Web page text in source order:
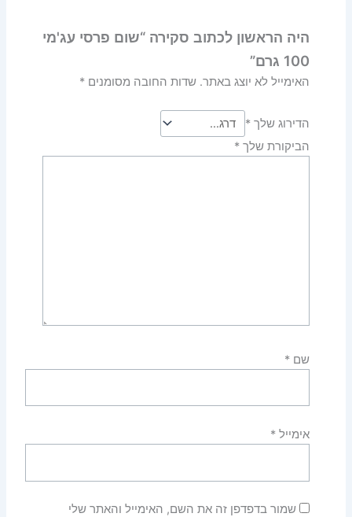
היה הראשון לכתוב סקירה “שום פרסי עג'מי
100 גרם”
האימייל לא יוצג באתר. שדות החובה מסומנים *
הדירוג שלך *
הביקורת שלך *
שם *
אימייל *
שמור בדפדפן זה את השם, האימייל והאתר שלי